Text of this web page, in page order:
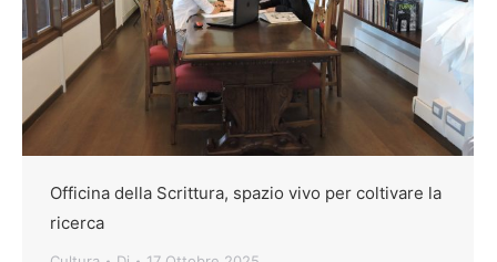
Officina della Scrittura, spazio vivo per coltivare la
ricerca